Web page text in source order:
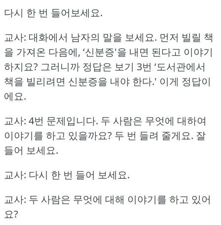
다시 한 번 들어보세요.
교사: 대화에서 남자의 말을 보세요. 먼저 빌릴 책
을 가져온 다음에, ‘신분증'을 내면 된다고 이야기
하지요? 그러니까 정답은 보기 3번 ‘도서관에서
책을 빌리려면 신분증을 내야 한다.' 이게 정답이
에요.
교사: 4번 문제입니다. 두 사람은 무엇에 대하여
이야기를 하고 있을까요? 두 번 들려 줄게요. 잘
들어 보세요.
교사: 다시 한 번 들어 보세요.
교사: 두 사람은 무엇에 대해 이야기를 하고 있어
요?